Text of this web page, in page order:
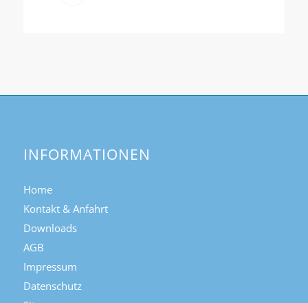
INFORMATIONEN
Home
Kontakt & Anfahrt
Downloads
AGB
Impressum
Datenschutz